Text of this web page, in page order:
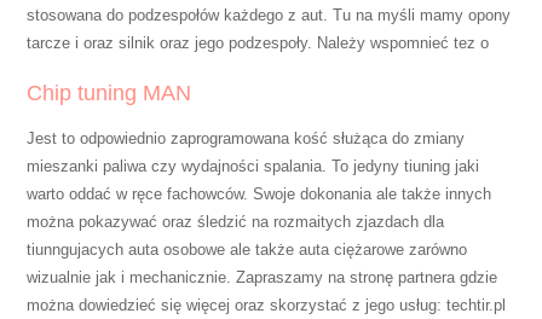
stosowana do podzespołów każdego z aut. Tu na myśli mamy opony
tarcze i oraz silnik oraz jego podzespoły. Należy wspomnieć tez o
Chip tuning MAN
Jest to odpowiednio zaprogramowana kość służąca do zmiany
mieszanki paliwa czy wydajności spalania. To jedyny tiuning jaki
warto oddać w ręce fachowców. Swoje dokonania ale także innych
można pokazywać oraz śledzić na rozmaitych zjazdach dla
tiunngujacych auta osobowe ale także auta ciężarowe zarówno
wizualnie jak i mechanicznie. Zapraszamy na stronę partnera gdzie
można dowiedzieć się więcej oraz skorzystać z jego usług: techtir.pl